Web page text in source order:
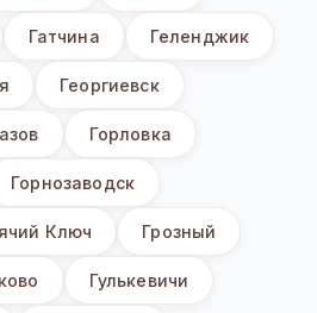
Гатчина Геленджик
Георгиевск
Горловка
Горнозаводск
Ключ Грозный
Гулькевичи